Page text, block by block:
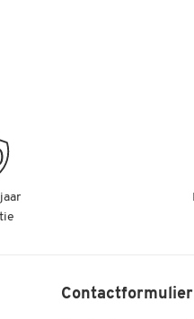
Contactformulier